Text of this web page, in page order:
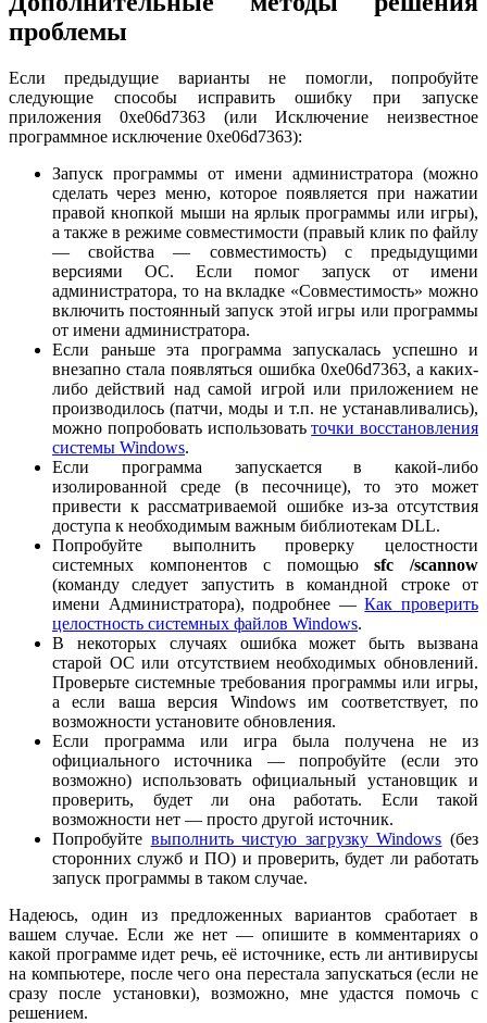
проблемы
Если предыдущие варианты не помогли, попробуйте
следующие способы исправить ошибку при запуске
приложения 0xe06d7363 (или Исключение неизвестное
программное исключение 0xe06d7363):
Запуск программы от имени администратора (можно
сделать через меню, которое появляется при нажатии
правой кнопкой мыши на ярлык программы или игры),
а также в режиме совместимости (правый клик по файлу
— свойства — совместимость) с предыдущими
версиями ОС. Если помог запуск от имени
администратора, то на вкладке «Совместимость» можно
включить постоянный запуск этой игры или программы
от имени администратора.
Если раньше эта программа запускалась успешно и
внезапно стала появляться ошибка 0xe06d7363, а каких-
либо действий над самой игрой или приложением не
производилось (патчи, моды и т.п. не устанавливались),
можно попробовать использоватьточки восстановления
системы Windows.
Если программа запускается в какой-либо
изолированной среде (в песочнице), то это может
привести к рассматриваемой ошибке из-за отсутствия
доступа к необходимым важным библиотекам DLL.
Попробуйте выполнить проверку целостности
системных компонентов с помощьюsfc /scannow
(команду следует запустить в командной строке от
имени Администратора), подробнее —Как проверить
целостность системных файлов Windows.
В некоторых случаях ошибка может быть вызвана
старой ОС или отсутствием необходимых обновлений.
Проверьте системные требования программы или игры,
а если ваша версия Windows им соответствует, по
возможности установите обновления.
Если программа или игра была получена не из
официального источника — попробуйте (если это
возможно) использовать официальный установщик и
проверить, будет ли она работать. Если такой
возможности нет — просто другой источник.
Попробуйте выполнить чистую загрузку Windows (без
сторонних служб и ПО) и проверить, будет ли работать
запуск программы в таком случае.
Надеюсь, один из предложенных вариантов сработает в
вашем случае. Если же нет — опишите в комментариях о
какой программе идет речь, её источнике, есть ли антивирусы
на компьютере, после чего она перестала запускаться (если не
сразу после установки), возможно, мне удастся помочь с
решением.